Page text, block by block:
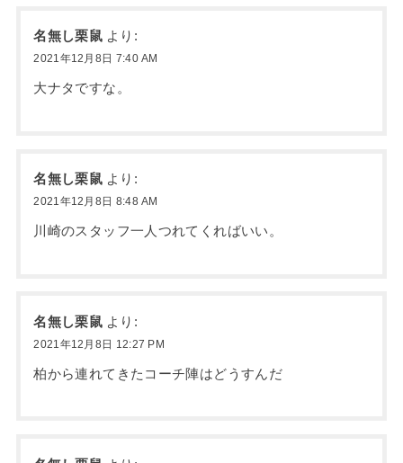
名無し栗鼠 より:
2021年12月8日 7:40 AM
大ナタですな。
名無し栗鼠 より:
2021年12月8日 8:48 AM
川崎のスタッフ一人つれてくればいい。
名無し栗鼠 より:
2021年12月8日 12:27 PM
柏から連れてきたコーチ陣はどうすんだ